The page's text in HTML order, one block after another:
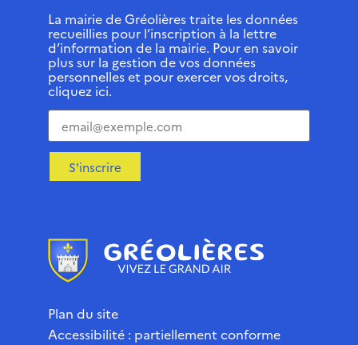
La mairie de Gréolières traite les données
recueillies pour l’inscription à la lettre
d’information de la mairie. Pour en savoir
plus sur la gestion de vos données
personnelles et pour exercer vos droits,
cliquez ici.
S'inscrire
Plan du site
Accessibilité : partiellement conforme